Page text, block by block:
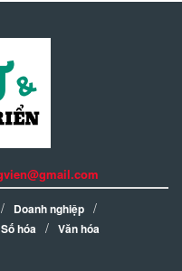
Doanh nghiệp
Số hóa Văn hóa